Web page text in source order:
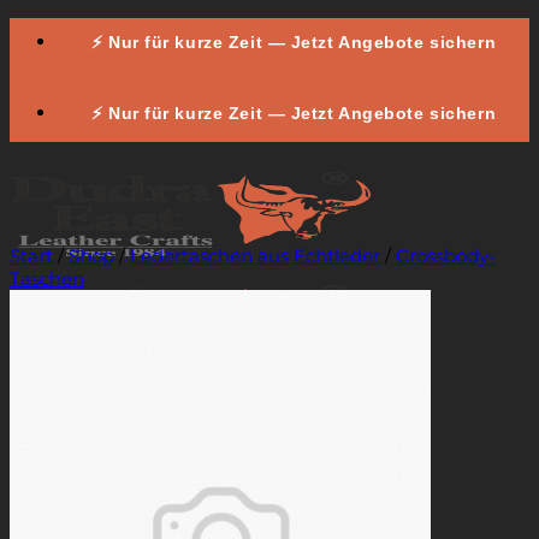
Inhalt
⚡ Nur für kurze Zeit — Jetzt Angebote sichern
⚡ Nur für kurze Zeit — Jetzt Angebote sichern
Arbeitstaschen
Aktentaschen
Start / Shop / Ledertaschen aus Echtleder / Crossbody-
Taschen